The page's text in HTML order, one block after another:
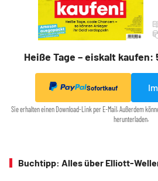
Heiße Tage – eiskalt
Sofortkauf
Sie erhalten einen Download-Link per E-Mail. Außerdem
herunterladen.
Buchtipp: Alles über Elliott-